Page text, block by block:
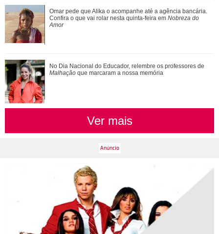
Agrado e Eduarda são prejudicadas pela proximidade com
João Raul. Saiba o que vai acontece...
Omar pede que Alika o acompanhe até a agência bancária.
Confira o que vai rolar nesta quinta-feira em Nobreza do
Amor
No Dia Nacional do Educador, relembre os professores de
Malhação que marcaram a nossa memória
Ver mais